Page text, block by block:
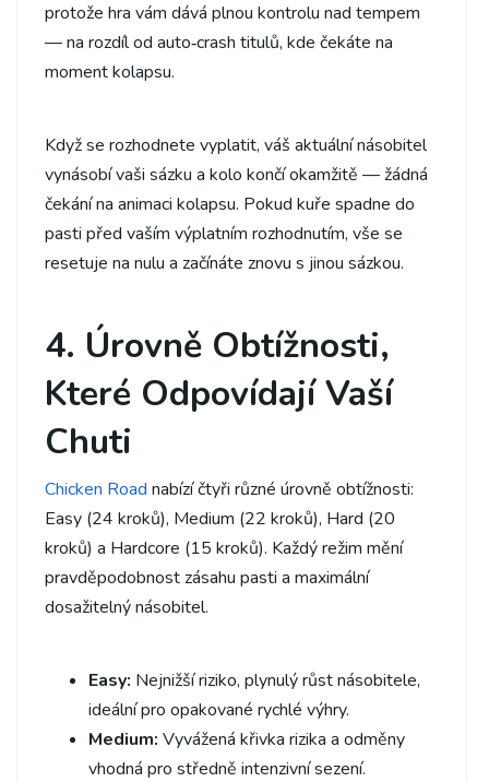
protože hra vám dává plnou kontrolu nad tempem
— na rozdíl od auto‑crash titulů, kde čekáte na
moment kolapsu.
Když se rozhodnete vyplatit, váš aktuální násobitel
vynásobí vaši sázku a kolo končí okamžitě — žádná
čekání na animaci kolapsu. Pokud kuře spadne do
pasti před vaším výplatním rozhodnutím, vše se
resetuje na nulu a začínáte znovu s jinou sázkou.
4. Úrovně Obtížnosti,
Které Odpovídají Vaší
Chuti
Chicken Road nabízí čtyři různé úrovně obtížnosti:
Easy (24 kroků), Medium (22 kroků), Hard (20
kroků) a Hardcore (15 kroků). Každý režim mění
pravděpodobnost zásahu pasti a maximální
dosažitelný násobitel.
Easy: Nejnižší riziko, plynulý růst násobitele,
ideální pro opakované rychlé výhry.
Medium: Vyvážená křivka rizika a odměny
vhodná pro středně intenzivní sezení.